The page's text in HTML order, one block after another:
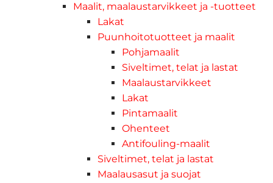
Maalit, maalaustarvikkeet ja -tuotteet
Lakat
Puunhoitotuotteet ja maalit
Pohjamaalit
Siveltimet, telat ja lastat
Maalaustarvikkeet
Lakat
Pintamaalit
Ohenteet
Antifouling-maalit
Siveltimet, telat ja lastat
Maalausasut ja suojat